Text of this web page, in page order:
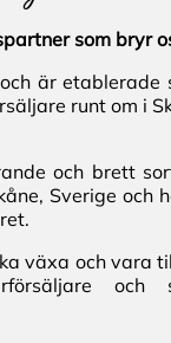
som bryr
är etablerade
runt om i
och brett
Sverige och
växa och vara
och